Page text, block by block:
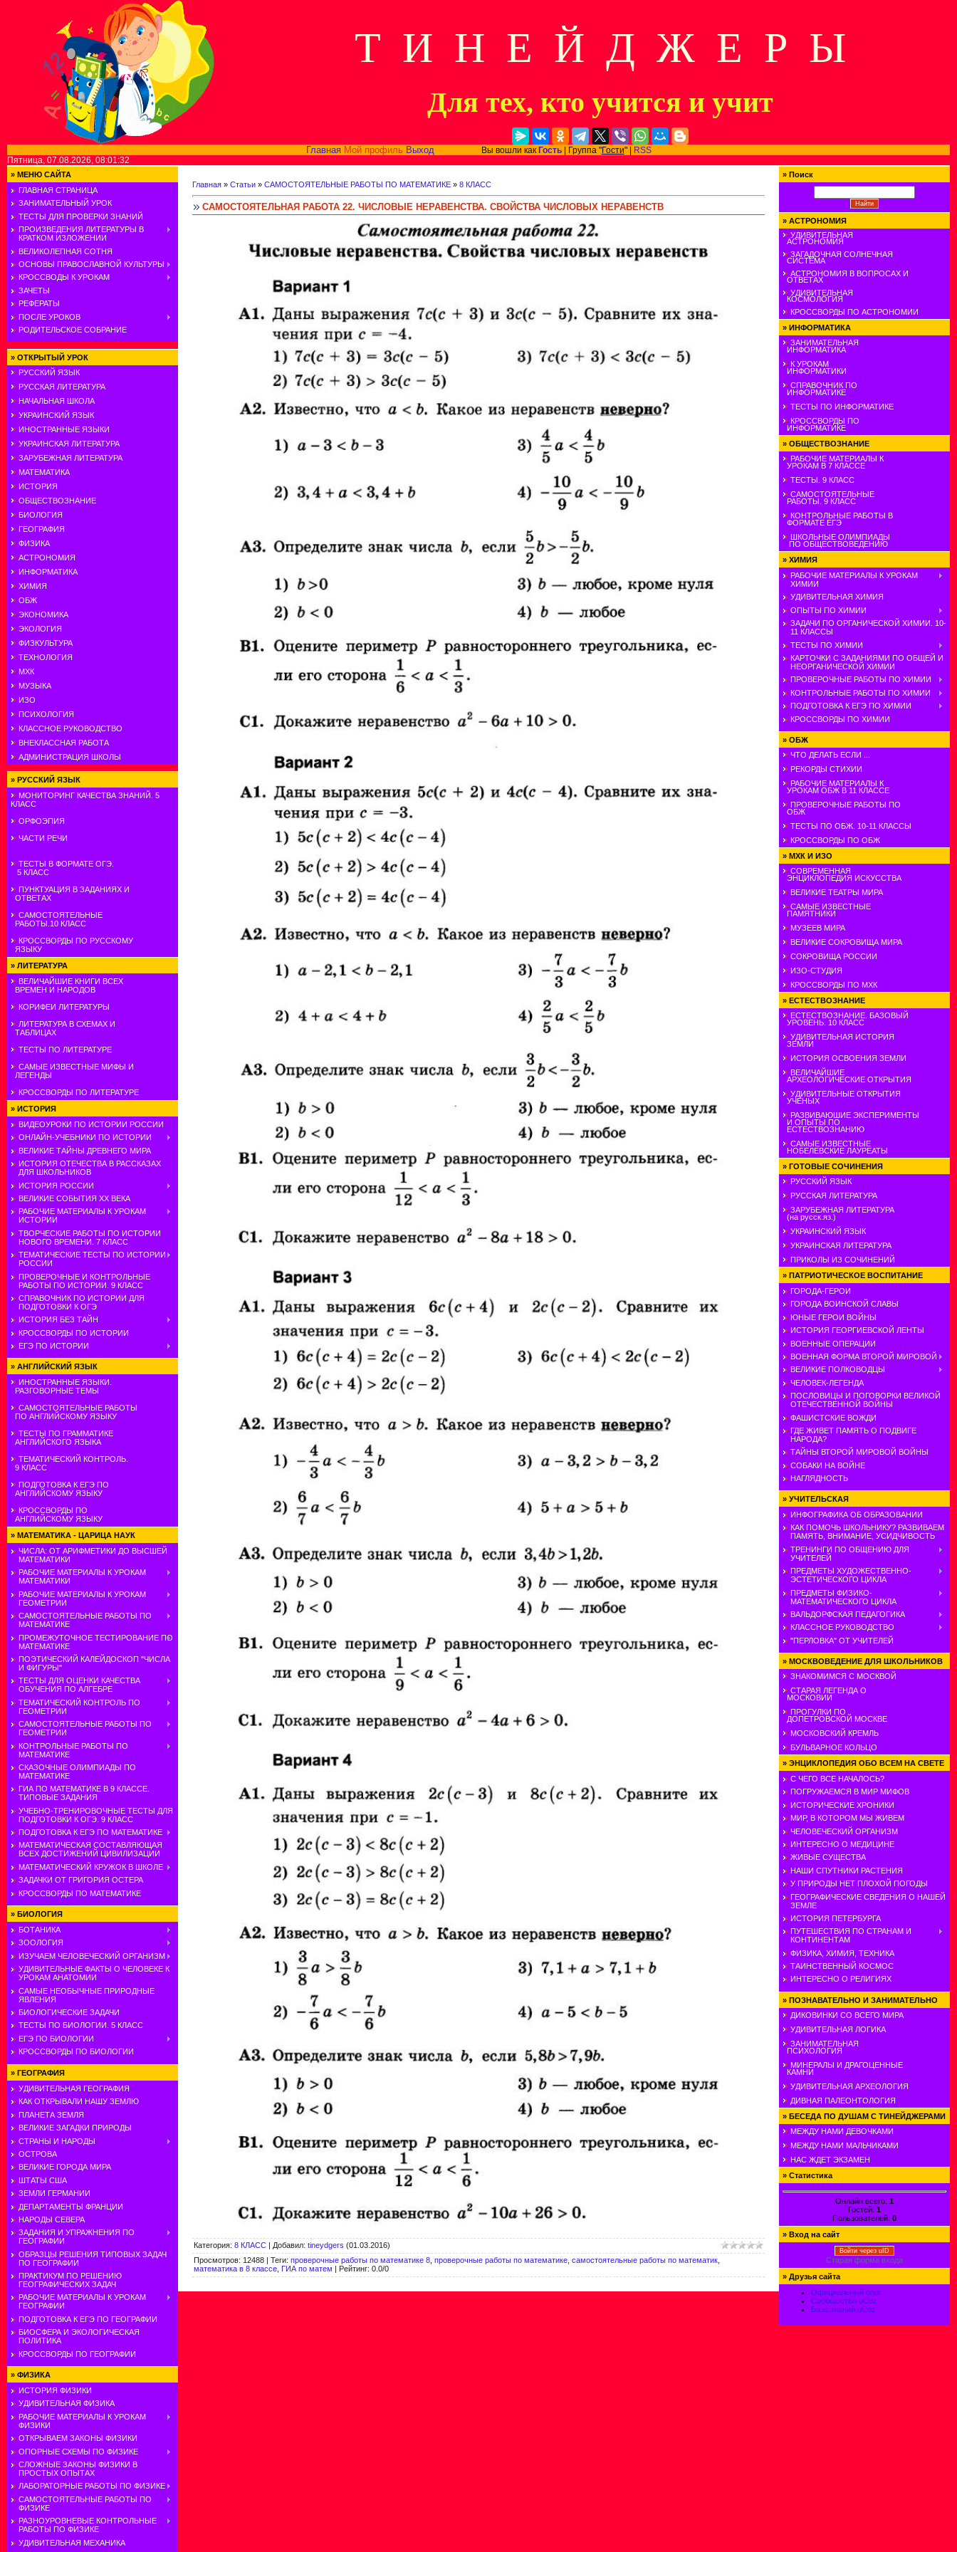
Т И Н Е Й Д Ж Е Р Ы
Для тех, кто учится и учит
Главная Мой профиль ВыходВы вошли как Гость| Группа "Гости" |
RSS
Пятница, 07.08.2026, 08:01:32
» МЕНЮ САЙТА
ГЛАВНАЯ СТРАНИЦА
ЗАНИМАТЕЛЬНЫЙ УРОК
ТЕСТЫ ДЛЯ ПРОВЕРКИ ЗНАНИЙ
ПРОИЗВЕДЕНИЯ ЛИТЕРАТУРЫ В
КРАТКОМ ИЗЛОЖЕНИИ
ВЕЛИКОЛЕПНАЯ СОТНЯ
ОСНОВЫ ПРАВОСЛАВНОЙ КУЛЬТУРЫ
КРОССВОДЫ К УРОКАМ
ЗАЧЕТЫ
РЕФЕРАТЫ
ПОСЛЕ УРОКОВ
РОДИТЕЛЬСКОЕ СОБРАНИЕ
» ОТКРЫТЫЙ УРОК
РУССКИЙ ЯЗЫК
РУССКАЯ ЛИТЕРАТУРА
НАЧАЛЬНАЯ ШКОЛА
УКРАИНСКИЙ ЯЗЫК
ИНОСТРАННЫЕ ЯЗЫКИ
УКРАИНСКАЯ ЛИТЕРАТУРА
ЗАРУБЕЖНАЯ ЛИТЕРАТУРА
МАТЕМАТИКА
ИСТОРИЯ
ОБЩЕСТВОЗНАНИЕ
БИОЛОГИЯ
ГЕОГРАФИЯ
ФИЗИКА
АСТРОНОМИЯ
ИНФОРМАТИКА
ХИМИЯ
ОБЖ
ЭКОНОМИКА
ЭКОЛОГИЯ
ФИЗКУЛЬТУРА
ТЕХНОЛОГИЯ
МХК
МУЗЫКА
ИЗО
ПСИХОЛОГИЯ
КЛАССНОЕ РУКОВОДСТВО
ВНЕКЛАССНАЯ РАБОТА
АДМИНИСТРАЦИЯ ШКОЛЫ
» РУССКИЙ ЯЗЫК
МОНИТОРИНГ КАЧЕСТВА ЗНАНИЙ. 5
КЛАСС
ОРФОЭПИЯ
ЧАСТИ РЕЧИ
ТЕСТЫ В ФОРМАТЕ ОГЭ.
5 КЛАСС
ПУНКТУАЦИЯ В ЗАДАНИЯХ И
ОТВЕТАХ
САМОСТОЯТЕЛЬНЫЕ
РАБОТЫ.10 КЛАСС
КРОССВОРДЫ ПО РУССКОМУ
ЯЗЫКУ
» ЛИТЕРАТУРА
ВЕЛИЧАЙШИЕ КНИГИ ВСЕХ
ВРЕМЕН И НАРОДОВ
КОРИФЕИ ЛИТЕРАТУРЫ
ЛИТЕРАТУРА В СХЕМАХ И
ТАБЛИЦАХ
ТЕСТЫ ПО ЛИТЕРАТУРЕ
САМЫЕ ИЗВЕСТНЫЕ МИФЫ И
ЛЕГЕНДЫ
КРОССВОРДЫ ПО ЛИТЕРАТУРЕ
» ИСТОРИЯ
ВИДЕОУРОКИ ПО ИСТОРИИ РОССИИ
ОНЛАЙН-УЧЕБНИКИ ПО ИСТОРИИ
ВЕЛИКИЕ ТАЙНЫ ДРЕВНЕГО МИРА
ИСТОРИЯ ОТЕЧЕСТВА В РАССКАЗАХ
ДЛЯ ШКОЛЬНИКОВ
ИСТОРИЯ РОССИИ
ВЕЛИКИЕ СОБЫТИЯ ХХ ВЕКА
РАБОЧИЕ МАТЕРИАЛЫ К УРОКАМ
ИСТОРИИ
ТВОРЧЕСКИЕ РАБОТЫ ПО ИСТОРИИ
НОВОГО ВРЕМЕНИ. 7 КЛАСС
ТЕМАТИЧЕСКИЕ ТЕСТЫ ПО ИСТОРИИ
РОССИИ
ПРОВЕРОЧНЫЕ И КОНТРОЛЬНЫЕ
РАБОТЫ ПО ИСТОРИИ. 9 КЛАСС
СПРАВОЧНИК ПО ИСТОРИИ ДЛЯ
ПОДГОТОВКИ К ОГЭ
ИСТОРИЯ БЕЗ ТАЙН
КРОССВОРДЫ ПО ИСТОРИИ
ЕГЭ ПО ИСТОРИИ
» АНГЛИЙСКИЙ ЯЗЫК
ИНОСТРАННЫЕ ЯЗЫКИ.
РАЗГОВОРНЫЕ ТЕМЫ
САМОСТОЯТЕЛЬНЫЕ РАБОТЫ
ПО АНГЛИЙСКОМУ ЯЗЫКУ
ТЕСТЫ ПО ГРАММАТИКЕ
АНГЛИЙСКОГО ЯЗЫКА
ТЕМАТИЧЕСКИЙ КОНТРОЛЬ.
9 КЛАСС
ПОДГОТОВКА К ЕГЭ ПО
АНГЛИЙСКОМУ ЯЗЫКУ
КРОССВОРДЫ ПО
АНГЛИЙСКОМУ ЯЗЫКУ
» МАТЕМАТИКА - ЦАРИЦА НАУК
ЧИСЛА: ОТ АРИФМЕТИКИ ДО ВЫСШЕЙ
МАТЕМАТИКИ
РАБОЧИЕ МАТЕРИАЛЫ К УРОКАМ
МАТЕМАТИКИ
РАБОЧИЕ МАТЕРИАЛЫ К УРОКАМ
ГЕОМЕТРИИ
САМОСТОЯТЕЛЬНЫЕ РАБОТЫ ПО
МАТЕМАТИКЕ
ПРОМЕЖУТОЧНОЕ ТЕСТИРОВАНИЕ ПО
МАТЕМАТИКЕ
ПОЭТИЧЕСКИЙ КАЛЕЙДОСКОП "ЧИСЛА
И ФИГУРЫ"
ТЕСТЫ ДЛЯ ОЦЕНКИ КАЧЕСТВА
ОБУЧЕНИЯ ПО АЛГЕБРЕ
ТЕМАТИЧЕСКИЙ КОНТРОЛЬ ПО
ГЕОМЕТРИИ
САМОСТОЯТЕЛЬНЫЕ РАБОТЫ ПО
ГЕОМЕТРИИ
КОНТРОЛЬНЫЕ РАБОТЫ ПО
МАТЕМАТИКЕ
СКАЗОЧНЫЕ ОЛИМПИАДЫ ПО
МАТЕМАТИКЕ
ГИА ПО МАТЕМАТИКЕ В 9 КЛАССЕ.
ТИПОВЫЕ ЗАДАНИЯ
УЧЕБНО-ТРЕНИРОВОЧНЫЕ ТЕСТЫ ДЛЯ
ПОДГОТОВКИ К ОГЭ. 9 КЛАСС
ПОДГОТОВКА К ЕГЭ ПО МАТЕМАТИКЕ
МАТЕМАТИЧЕСКАЯ СОСТАВЛЯЮЩАЯ
ВСЕХ ДОСТИЖЕНИЙ ЦИВИЛИЗАЦИИ
МАТЕМАТИЧЕСКИЙ КРУЖОК В ШКОЛЕ
ЗАДАЧКИ ОТ ГРИГОРИЯ ОСТЕРА
КРОССВОРДЫ ПО МАТЕМАТИКЕ
» БИОЛОГИЯ
БОТАНИКА
ЗООЛОГИЯ
ИЗУЧАЕМ ЧЕЛОВЕЧЕСКИЙ ОРГАНИЗМ
УДИВИТЕЛЬНЫЕ ФАКТЫ О ЧЕЛОВЕКЕ К
УРОКАМ АНАТОМИИ
САМЫЕ НЕОБЫЧНЫЕ ПРИРОДНЫЕ
ЯВЛЕНИЯ
БИОЛОГИЧЕСКИЕ ЗАДАЧИ
ТЕСТЫ ПО БИОЛОГИИ. 5 КЛАСС
ЕГЭ ПО БИОЛОГИИ
КРОССВОРДЫ ПО БИОЛОГИИ
» ГЕОГРАФИЯ
УДИВИТЕЛЬНАЯ ГЕОГРАФИЯ
КАК ОТКРЫВАЛИ НАШУ ЗЕМЛЮ
ПЛАНЕТА ЗЕМЛЯ
ВЕЛИКИЕ ЗАГАДКИ ПРИРОДЫ
СТРАНЫ И НАРОДЫ
ОСТРОВА
ВЕЛИКИЕ ГОРОДА МИРА
ШТАТЫ США
ЗЕМЛИ ГЕРМАНИИ
ДЕПАРТАМЕНТЫ ФРАНЦИИ
НАРОДЫ СЕВЕРА
ЗАДАНИЯ И УПРАЖНЕНИЯ ПО
ГЕОГРАФИИ
ОБРАЗЦЫ РЕШЕНИЯ ТИПОВЫХ ЗАДАЧ
ПО ГЕОГРАФИИ
ПРАКТИКУМ ПО РЕШЕНИЮ
ГЕОГРАФИЧЕСКИХ ЗАДАЧ
РАБОЧИЕ МАТЕРИАЛЫ К УРОКАМ
ГЕОГРАФИИ
ПОДГОТОВКА К ЕГЭ ПО ГЕОГРАФИИ
БИОСФЕРА И ЭКОЛОГИЧЕСКАЯ
ПОЛИТИКА
КРОССВОРДЫ ПО ГЕОГРАФИИ
» ФИЗИКА
ИСТОРИЯ ФИЗИКИ
УДИВИТЕЛЬНАЯ ФИЗИКА
РАБОЧИЕ МАТЕРИАЛЫ К УРОКАМ
ФИЗИКИ
ОТКРЫВАЕМ ЗАКОНЫ ФИЗИКИ
ОПОРНЫЕ СХЕМЫ ПО ФИЗИКЕ
СЛОЖНЫЕ ЗАКОНЫ ФИЗИКИ В
ПРОСТЫХ ОПЫТАХ
ЛАБОРАТОРНЫЕ РАБОТЫ ПО ФИЗИКЕ
САМОСТОЯТЕЛЬНЫЕ РАБОТЫ ПО
ФИЗИКЕ
РАЗНОУРОВНЕВЫЕ КОНТРОЛЬНЫЕ
РАБОТЫ ПО ФИЗИКЕ
УДИВИТЕЛЬНАЯ МЕХАНИКА
Главная » Статьи » САМОСТОЯТЕЛЬНЫЕ РАБОТЫ ПО МАТЕМАТИКЕ » 8 КЛАСС
САМОСТОЯТЕЛЬНАЯ РАБОТА 22. ЧИСЛОВЫЕ НЕРАВЕНСТВА. СВОЙСТВА ЧИСЛОВЫХ НЕРАВЕНСТВ
Категория: 8 КЛАСС | Добавил: tineydgers (01.03.2016)
Просмотров: 12488 | Теги: проверочные работы по математике 8 проверочные работы по математике самостоятельные работы по математик
математика в 8 классе ГИА по матем | Рейтинг: 0.0/0
» Поиск
» АСТРОНОМИЯ
УДИВИТЕЛЬНАЯ
АСТРОНОМИЯ
ЗАГАДОЧНАЯ СОЛНЕЧНАЯ
СИСТЕМА
АСТРОНОМИЯ В ВОПРОСАХ И
ОТВЕТАХ
УДИВИТЕЛЬНАЯ
КОСМОЛОГИЯ
КРОССВОРДЫ ПО АСТРОНОМИИ
» ИНФОРМАТИКА
ЗАНИМАТЕЛЬНАЯ
ИНФОРМАТИКА
К УРОКАМ
ИНФОРМАТИКИ
СПРАВОЧНИК ПО
ИНФОРМАТИКЕ
ТЕСТЫ ПО ИНФОРМАТИКЕ
КРОССВОРДЫ ПО
ИНФОРМАТИКЕ
» ОБЩЕСТВОЗНАНИЕ
РАБОЧИЕ МАТЕРИАЛЫ К
УРОКАМ В 7 КЛАССЕ
ТЕСТЫ. 9 КЛАСС
САМОСТОЯТЕЛЬНЫЕ
РАБОТЫ. 9 КЛАСС
КОНТРОЛЬНЫЕ РАБОТЫ В
ФОРМАТЕ ЕГЭ
ШКОЛЬНЫЕ ОЛИМПИАДЫ
ПО ОБЩЕСТВОВЕДЕНИЮ
» ХИМИЯ
РАБОЧИЕ МАТЕРИАЛЫ К УРОКАМ
ХИМИИ
УДИВИТЕЛЬНАЯ ХИМИЯ
ОПЫТЫ ПО ХИМИИ
ЗАДАЧИ ПО ОРГАНИЧЕСКОЙ ХИМИИ. 10-
11 КЛАССЫ
ТЕСТЫ ПО ХИМИИ
КАРТОЧКИ С ЗАДАНИЯМИ ПО ОБЩЕЙ И
НЕОРГАНИЧЕСКОЙ ХИМИИ
ПРОВЕРОЧНЫЕ РАБОТЫ ПО ХИМИИ
КОНТРОЛЬНЫЕ РАБОТЫ ПО ХИМИИ
ПОДГОТОВКА К ЕГЭ ПО ХИМИИ
КРОССВОРДЫ ПО ХИМИИ
» ОБЖ
ЧТО ДЕЛАТЬ ЕСЛИ ...
РЕКОРДЫ СТИХИИ
РАБОЧИЕ МАТЕРИАЛЫ К
УРОКАМ ОБЖ В 11 КЛАССЕ
ПРОВЕРОЧНЫЕ РАБОТЫ ПО
ОБЖ
ТЕСТЫ ПО ОБЖ. 10-11 КЛАССЫ
КРОССВОРДЫ ПО ОБЖ
» МХК И ИЗО
СОВРЕМЕННАЯ
ЭНЦИКЛОПЕДИЯ ИСКУССТВА
ВЕЛИКИЕ ТЕАТРЫ МИРА
САМЫЕ ИЗВЕСТНЫЕ
ПАМЯТНИКИ
МУЗЕЕВ МИРА
ВЕЛИКИЕ СОКРОВИЩА МИРА
СОКРОВИЩА РОССИИ
ИЗО-СТУДИЯ
КРОССВОРДЫ ПО МХК
» ЕСТЕСТВОЗНАНИЕ
ЕСТЕСТВОЗНАНИЕ. БАЗОВЫЙ
УРОВЕНЬ. 10 КЛАСС
УДИВИТЕЛЬНАЯ ИСТОРИЯ
ЗЕМЛИ
ИСТОРИЯ ОСВОЕНИЯ ЗЕМЛИ
ВЕЛИЧАЙШИЕ
АРХЕОЛОГИЧЕСКИЕ ОТКРЫТИЯ
УДИВИТЕЛЬНЫЕ ОТКРЫТИЯ
УЧЕНЫХ
РАЗВИВАЮШИЕ ЭКСПЕРИМЕНТЫ
И ОПЫТЫ ПО
ЕСТЕСТВОЗНАНИЮ
САМЫЕ ИЗВЕСТНЫЕ
НОБЕЛЕВСКИЕ ЛАУРЕАТЫ
» ГОТОВЫЕ СОЧИНЕНИЯ
РУССКИЙ ЯЗЫК
РУССКАЯ ЛИТЕРАТУРА
ЗАРУБЕЖНАЯ ЛИТЕРАТУРА
(на русск.яз.)
УКРАИНСКИЙ ЯЗЫК
УКРАИНСКАЯ ЛИТЕРАТУРА
ПРИКОЛЫ ИЗ СОЧИНЕНИЙ
» ПАТРИОТИЧЕСКОЕ ВОСПИТАНИЕ
ГОРОДА-ГЕРОИ
ГОРОДА ВОИНСКОЙ СЛАВЫ
ЮНЫЕ ГЕРОИ ВОЙНЫ
ИСТОРИЯ ГЕОРГИЕВСКОЙ ЛЕНТЫ
ВОЕННЫЕ ОПЕРАЦИИ
ВОЕННАЯ ФОРМА ВТОРОЙ МИРОВОЙ
ВЕЛИКИЕ ПОЛКОВОДЦЫ
ЧЕЛОВЕК-ЛЕГЕНДА
ПОСЛОВИЦЫ И ПОГОВОРКИ ВЕЛИКОЙ
ОТЕЧЕСТВЕННОЙ ВОЙНЫ
ФАШИСТСКИЕ ВОЖДИ
ГДЕ ЖИВЕТ ПАМЯТЬ О ПОДВИГЕ
НАРОДА?
ТАЙНЫ ВТОРОЙ МИРОВОЙ ВОЙНЫ
СОБАКИ НА ВОЙНЕ
НАГЛЯДНОСТЬ
» УЧИТЕЛЬСКАЯ
ИНФОГРАФИКА ОБ ОБРАЗОВАНИИ
КАК ПОМОЧЬ ШКОЛЬНИКУ? РАЗВИВАЕМ
ПАМЯТЬ, ВНИМАНИЕ, УСИДЧИВОСТЬ
ТРЕНИНГИ ПО ОБЩЕНИЮ ДЛЯ
УЧИТЕЛЕЙ
ПРЕДМЕТЫ ХУДОЖЕСТВЕННО-
ЭСТЕТИЧЕСКОГО ЦИКЛА
ПРЕДМЕТЫ ФИЗИКО-
МАТЕМАТИЧЕСКОГО ЦИКЛА
ВАЛЬДОРФСКАЯ ПЕДАГОГИКА
КЛАССНОЕ РУКОВОДСТВО
"ПЕРЛОВКА" ОТ УЧИТЕЛЕЙ
» МОСКВОВЕДЕНИЕ ДЛЯ ШКОЛЬНИКОВ
ЗНАКОМИМСЯ С МОСКВОЙ
СТАРАЯ ЛЕГЕНДА О
МОСКОВИИ
ПРОГУЛКИ ПО
ДОПЕТРОВСКОЙ МОСКВЕ
МОСКОВСКИЙ КРЕМЛЬ
БУЛЬВАРНОЕ КОЛЬЦО
» ЭНЦИКЛОПЕДИЯ ОБО ВСЕМ НА СВЕТЕ
С ЧЕГО ВСЕ НАЧАЛОСЬ?
ПОГРУЖАЕМСЯ В МИР МИФОВ
ИСТОРИЧЕСКИЕ ХРОНИКИ
МИР, В КОТОРОМ МЫ ЖИВЕМ
ЧЕЛОВЕЧЕСКИЙ ОРГАНИЗМ
ИНТЕРЕСНО О МЕДИЦИНЕ
ЖИВЫЕ СУЩЕСТВА
НАШИ СПУТНИКИ РАСТЕНИЯ
У ПРИРОДЫ НЕТ ПЛОХОЙ ПОГОДЫ
ГЕОГРАФИЧЕСКИЕ СВЕДЕНИЯ О НАШЕЙ
ЗЕМЛЕ
ИСТОРИЯ ПЕТЕРБУРГА
ПУТЕШЕСТВИЯ ПО СТРАНАМ И
КОНТИНЕНТАМ
ФИЗИКА, ХИМИЯ, ТЕХНИКА
ТАИНСТВЕННЫЙ КОСМОС
ИНТЕРЕСНО О РЕЛИГИЯХ
» ПОЗНАВАТЕЛЬНО И ЗАНИМАТЕЛЬНО
ДИКОВИНКИ СО ВСЕГО МИРА
УДИВИТЕЛЬНАЯ ЛОГИКА
ЗАНИМАТЕЛЬНАЯ
ПСИХОЛОГИЯ
МИНЕРАЛЫ И ДРАГОЦЕННЫЕ
КАМНИ
УДИВИТЕЛЬНАЯ АРХЕОЛОГИЯ
ДИВНАЯ ПАЛЕОНТОЛОГИЯ
» БЕСЕДА ПО ДУШАМ С ТИНЕЙДЖЕРАМИ
МЕЖДУ НАМИ ДЕВОЧКАМИ
МЕЖДУ НАМИ МАЛЬЧИКАМИ
НАС ЖДЕТ ЭКЗАМЕН
» Статистика
Онлайн всего: 1
Гостей: 1
Пользователей: 0
» Вход на сайт
Войти через uID
Старая форма входа
» Друзья сайта
Официальный блог
Сообщество uCoz
База знаний uCoz